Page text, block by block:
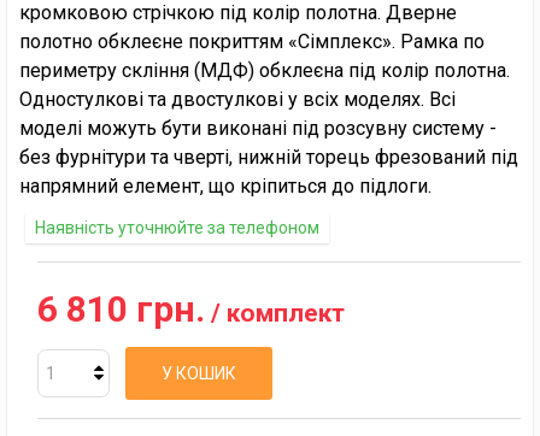
кромковою стрічкою під колір полотна. Дверне
полотно обклеєне покриттям «Сімплекс». Рамка по
периметру скління (МДФ) обклеєна під колір полотна.
Одностулкові та двостулкові у всіх моделях. Всі
моделі можуть бути виконані під розсувну систему -
без фурнітури та чверті, нижній торець фрезований під
напрямний елемент, що кріпиться до підлоги.
Наявність уточнюйте за телефоном
6 810 грн. / комплект
У КОШИК